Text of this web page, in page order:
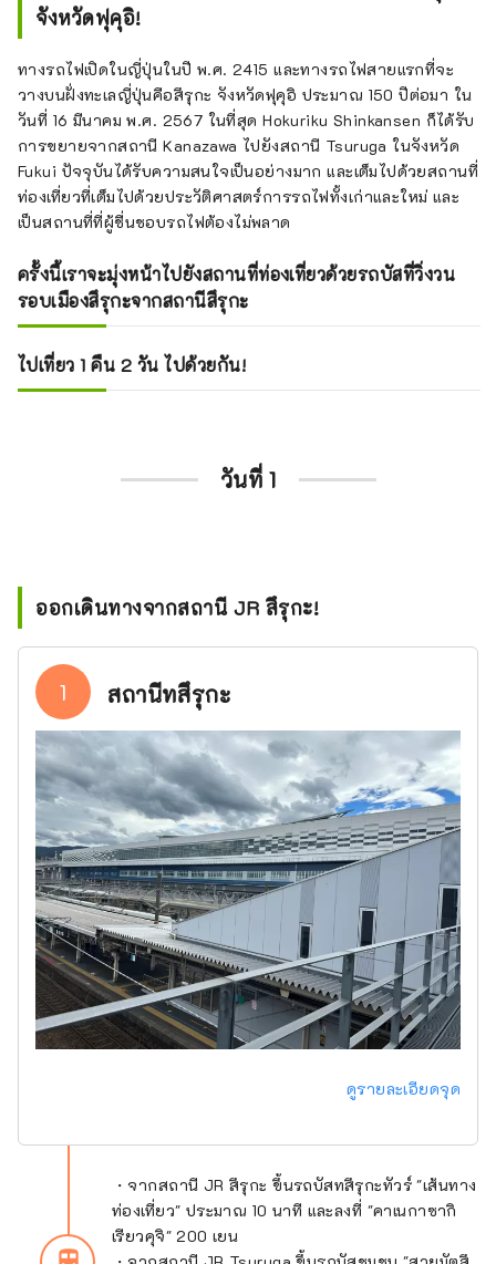
จังหวัดฟุคุอิ!
ทางรถไฟเปิดในญี่ปุ่นในปี พ.ศ. 2415 และทางรถไฟสายแรกที่จะ
วางบนฝั่งทะเลญี่ปุ่นคือสึรุกะ จังหวัดฟุคุอิ ประมาณ 150 ปีต่อมา ใน
วันที่ 16 มีนาคม พ.ศ. 2567 ในที่สุด Hokuriku Shinkansen ก็ได้รับ
การขยายจากสถานี Kanazawa ไปยังสถานี Tsuruga ในจังหวัด
Fukui ปัจจุบันได้รับความสนใจเป็นอย่างมาก และเต็มไปด้วยสถานที่
ท่องเที่ยวที่เต็มไปด้วยประวัติศาสตร์การรถไฟทั้งเก่าและใหม่ และ
เป็นสถานที่ที่ผู้ชื่นชอบรถไฟต้องไม่พลาด
ครั้งนี้เราจะมุ่งหน้าไปยังสถานที่ท่องเที่ยวด้วยรถบัสที่วิ่งวน
รอบเมืองสึรุกะจากสถานีสึรุกะ
ไปเที่ยว 1 คืน 2 วัน ไปด้วยกัน!
วันที่ 1
ออกเดินทางจากสถานี JR สึรุกะ!
1 สถานีทสึรุกะ
ดูรายละเอียดจุด
・จากสถานี JR สึรุกะ ขึ้นรถบัสทสึรุกะทัวร์ "เส้นทาง
ท่องเที่ยว" ประมาณ 10 นาที และลงที่ "คาเนกาซากิ
เรียวคุจิ" 200 เยน